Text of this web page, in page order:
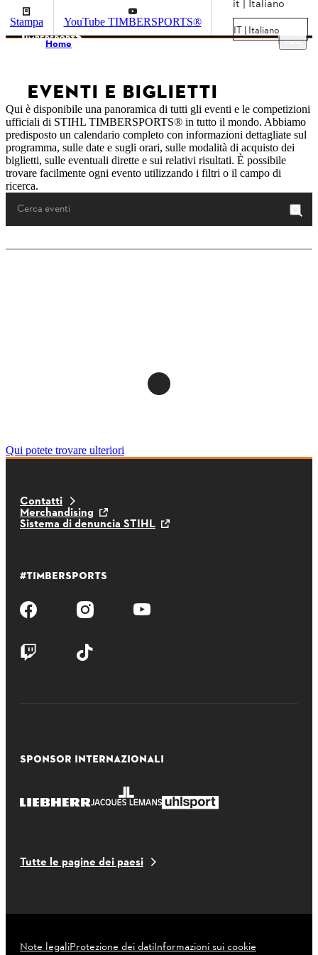
Stampa YouTube TIMBERSPORTS®
it | Italiano
IT | Italiano
Menu
Home
EVENTI E BIGLIETTI
Qui è disponibile una panoramica di tutti gli eventi e le competizioni
ufficiali di STIHL TIMBERSPORTS® in tutto il mondo. Abbiamo
predisposto un calendario completo con informazioni dettagliate sul
programma, sulle date e sugli orari, sulle modalità di acquisto dei
biglietti, sulle eventuali dirette e sui relativi risultati. È possibile
trovare facilmente ogni evento utilizzando i filtri o il campo di
ricerca.
Qui potete trovare ulteriori
Contatti
Merchandising
Sistema di denuncia STIHL
#TIMBERSPORTS
SPONSOR INTERNAZIONALI
Tutte le pagine dei paesi
Note legaliProtezione dei datiInformazioni sui cookie